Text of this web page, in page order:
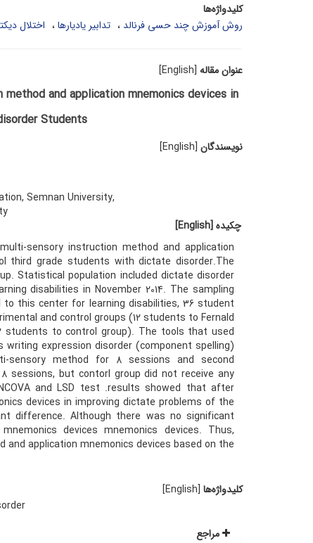
کلیدواژه‌ها
روش آموزش چند حسی فرنالد
تدابیر یادیارها اختلال
عنوان مقاله [English]
and application mnemonics devices in
Students
نویسندگان [English]
Semnan University,
چکیده [English]
sensory instruction method and application
third grade students with dictate disorder.The
Statistical population included dictate disorder
disabilities in November 2014. The sampling
this center for learning disabilities, 36 student
and control groups (12 students to Fernald
students to control group). The tools that used
writing expression disorder (component spelling)
sensory method for 8 sessions and second
sessions, but contorl group did not receive any
and LSD test .results showed that after
devices in improving dictate problems of the
difference. Although there was no significant
devices mnemonics devices. Thus,
application mnemonics devices based on the
کلیدواژه‌ها [English]
مراجع